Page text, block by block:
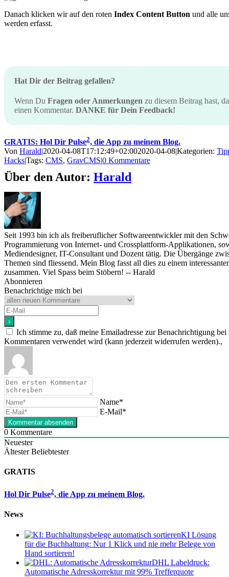
Danach klicken wir auf den roten Index Content Button und alle
werden erfasst.
Hat Dir der Beitrag gefallen?
Wenn Du Fragen oder Anmerkungen zu diesem Beitrag hast,
einen Kommentar. DANKE für Dein Feedback!
GRATIS: Hol Dir Pulse2, die App zu meinem Blog.
Von Harald|2020-04-08T17:12:49+02:002020-04-08|Kategorien:
Hacks|Tags: CMS, GravCMS|0 Kommentare
Über den Autor: Harald
Seit 1993 bin ich als freiberuflicher Softwareentwickler mit den
Programmierung von Internet- und Crossplattform-Applikationen,
Mediendesigner, IT-Consultant und Dozent tätig. Die Übergänge
Themen sind fliessend. Mein Blog fasst all dies zu einem
zusammen. Viel Spass beim Stöbern! -- Harald
Abonnieren
Benachrichtige mich bei
Ich stimme zu, daß meine Emailadresse zur Benachrichtigung bei
Kommentaren verwendet wird (kann jederzeit widerrufen werden).,
Name*
E-Mail*
0 Kommentare
Neuester
Ältester Beliebtester
GRATIS
Hol Dir Pulse2, die App zu meinem Blog.
News
KI Lösung
für die Buchhaltung: Nur 1 Klick und nie mehr Belege von
Hand sortieren!
DHL Labeldruck:
Automatische Adresskorrektur mit 99% Trefferquote